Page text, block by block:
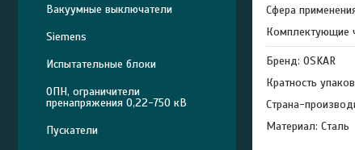
Сфера
Комплектующие
Бренд: OSKAR
Кратность
Страна-
Материал: Сталь
Вакуумные выключатели
Siemens
Испытательные блоки
ОПН, ограничители
пренапряжения 0,22-750 кВ
Пускатели